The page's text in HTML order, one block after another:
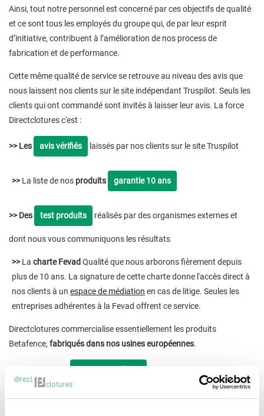
Ainsi, tout notre personnel est concerné par ces objectifs de qualité
et ce sont tous les employés du groupe qui, de par leur esprit
d’initiative, contribuent à l’amélioration de nos process de
fabrication et de performance.
Cette même qualité de service se retrouve au niveau des avis que
nous laissent nos clients sur le site indépendant Truspilot. Seuls les
clients qui ont commandé sont invités à laisser leur avis. La force
Directclotures c'est :
>> Les avis vérifiés laissés par nos clients sur le site Truspilot
>>La liste de nos produits garantie 10 ans
>> Des test produits réalisés par des organismes externes et
dont nous vous communiquons les résultats
>>La charte Fevad Qualité que nous arborons fièrement depuis
plus de 10 ans. La signature de cette charte donne l'accès direct à
nos clients à un espace de médiation en cas de litige. Seules les
entreprises adhérentes à la Fevad offrent ce service.
Directclotures commercialise essentiellement les produits
Betafence, fabriqués dans nos usines européennes.